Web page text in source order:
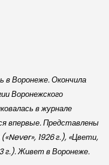
в Воронеже. Окончила
Воронежского
в журнале
впервые. Представлены
1926 г.), «Цвети,
г.). Живет в Воронеже.